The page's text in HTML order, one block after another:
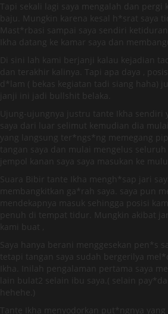
Tapi sekali lagi saya mengalah dan pergi
baju. Mungkin karena kesal h*srat saya
Mast*rbasi sampai saya sendiri
Ikha datang ke kamar saya dan
Di sini lah kami berjanji kalau kejadian
dan terakhir kalinya. Tapi apa daya ,
d*lam ( bekas kegiatan tadi siang haha)
janji ini jadi bullshit belaka.
Ujung-ujungnya justru tante Ikha sendiri
saya dari luar selimut kemudian dia mulai
yang langsung ter*ngs*ng memegang
tangan saya dan mulai mengelus
jempol kanan saya saya masukan ke
Suara Bibir tante Ikha mengh*sap jari
membangkitkan ga*rah saya. saya pun
mendekapnya masuk sehingga posisi
penuh di tempat tidur. Mungkin akibat
kami buat ,
Saya hanya berani menggesekan pen*s
tetapi tangan saya sudah bergerilya
Ikha. Inilah pengalaman pertama saya
lain bulat2 selain ibu saya.( selain
hehehe.)
Tante Ikha menyodorkan put*ngnya yang